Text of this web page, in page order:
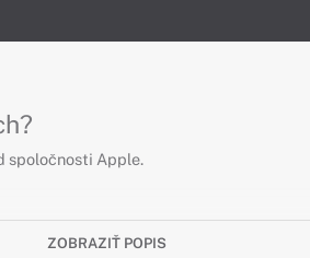
spoločnosti Apple.
ZOBRAZIŤ POPIS